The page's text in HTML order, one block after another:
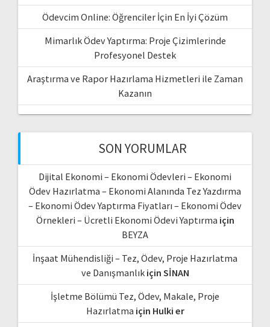
Ödevcim Online: Öğrenciler İçin En İyi Çözüm
Mimarlık Ödev Yaptırma: Proje Çizimlerinde
Profesyonel Destek
Araştırma ve Rapor Hazırlama Hizmetleri ile Zaman
Kazanın
SON YORUMLAR
Dijital Ekonomi – Ekonomi Ödevleri – Ekonomi
Ödev Hazırlatma – Ekonomi Alanında Tez Yazdırma
– Ekonomi Ödev Yaptırma Fiyatları – Ekonomi Ödev
Örnekleri – Ücretli Ekonomi Ödevi Yaptırma için
BEYZA
İnşaat Mühendisliği – Tez, Ödev, Proje Hazırlatma
ve Danışmanlıkiçin SİNAN
İşletme Bölümü Tez, Ödev, Makale, Proje
Hazırlatma için Hulki er